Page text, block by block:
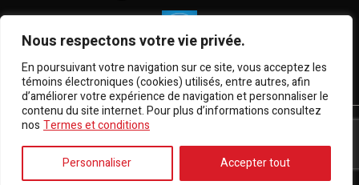
Nous respectons votre vie privée.
En poursuivant votre navigation sur ce site, vous acceptez les
témoins électroniques (cookies) utilisés, entre autres, afin
d’améliorer votre expérience de navigation et personnaliser le
contenu du site internet. Pour plus d’informations consultez
nos Termes et conditions
Personnaliser Accepter tout
Termes et conditions
Association des marchands de véhicules d'occasion du
AMVOQ ne se tient pas responsable du contenu, de la
publicité et des informations apparaissant sur ce site.